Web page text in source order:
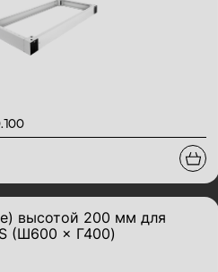
высотой 200 мм для
(Ш600 × Г400)